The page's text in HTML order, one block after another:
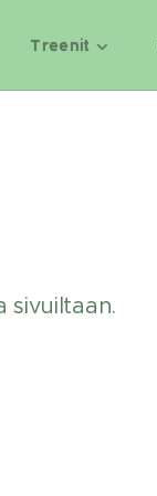
Treenit
sivuiltaan.